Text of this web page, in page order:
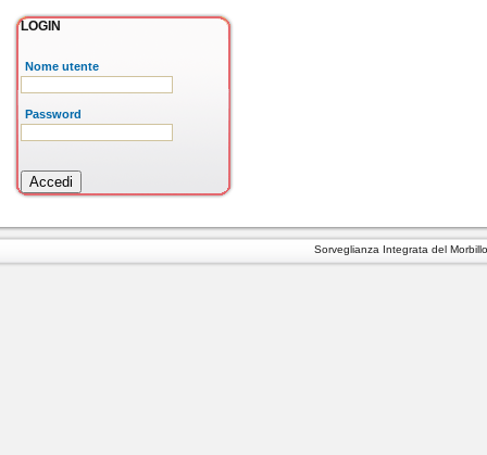
LOGIN
Nome utente
Password
Sorveglianza Integrata del